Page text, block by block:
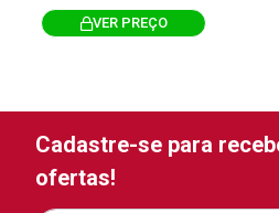
VER PREÇO
Cadastre-se para
ofertas!